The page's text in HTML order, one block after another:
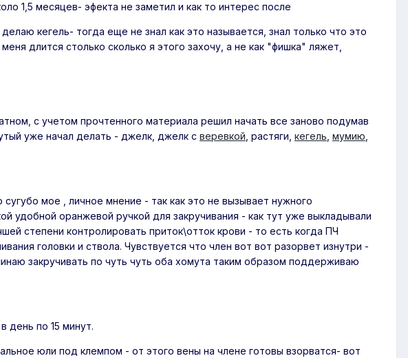
1,5 месяцев- эфекта не заметил и как то интерес после
кегель- тогда еще не знал как это называется, знал только что это
длится столько сколько я этого захочу, а не как "фишка" ляжет,
с учетом прочтенного материала решил начать все заново подумав
уже начал делать - джелк, джелк с веревкой , растяги, кегель мумию
мое , личное мнение - так как это не вызывает нужного
удобной оранжевой ручкой для закручивания - как тут уже выкладывали
степени контролировать приток\отток крови - то есть когда ПЧ
головки и ствола. Чувствуется что член вот вот разорвет изнутри -
закручивать по чуть чуть оба хомута таким образом поддерживаю
день по 15 минут.
юли под клемпом - от этого вены на члене готовы взорватся- вот